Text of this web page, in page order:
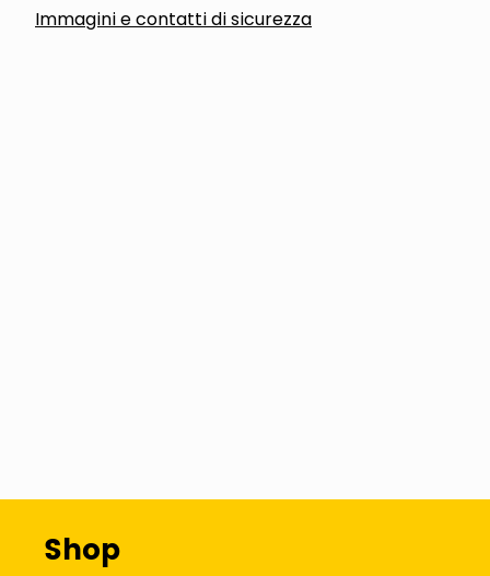
Immagini e contatti di sicurezza
Shop